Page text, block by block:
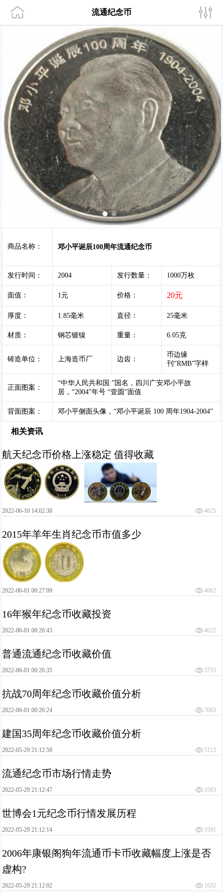
流通纪念币
商品名称： 邓小平诞辰100周年流通纪念币
发行时间： 2004 发行数量： 1000万枚
面值： 1元 价格： 20元
厚度： 1.85毫米 直径： 25毫米
材质： 钢芯镀镍 重量： 6.05克
铸造单位： 上海造币厂 边齿：
币边缘
刊“RMB”字样
正面图案：
“中华人民共和国 ”国名，四川广安邓小平故
居，“2004”年号 “壹圆”面值
背面图案： 邓小平侧面头像，“邓小平诞辰 100 周年1904-2004”
相关资讯
航天纪念币价格上涨稳定 值得收藏
2022-06-10 14:02:38 4625
2015年羊年生肖纪念币市值多少
2022-06-01 00:27:09 4662
16年猴年纪念币收藏投资
2022-06-01 00:26:43 4622
普通流通纪念币收藏价值
2022-06-01 00:26:35 3753
抗战70周年纪念币收藏价值分析
2022-06-01 00:26:24 7063
建国35周年纪念币收藏价值分析
2022-05-29 21:12:58 5112
流通纪念币市场行情走势
2022-05-29 21:12:47 3583
世博会1元纪念币行情发展历程
2022-05-29 21:12:14 3591
2006年康银阁狗年流通币卡币收藏幅度上涨是否
虚构?
2022-05-29 21:12:02 1632